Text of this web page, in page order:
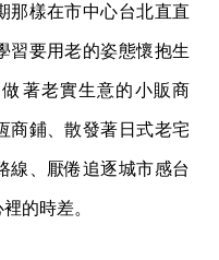
那樣在市中心台北直直
習要用老的姿態懷抱生
著老實生意的小販商
商鋪、散發著日式老宅
線、厭倦追逐城市感台
的時差。